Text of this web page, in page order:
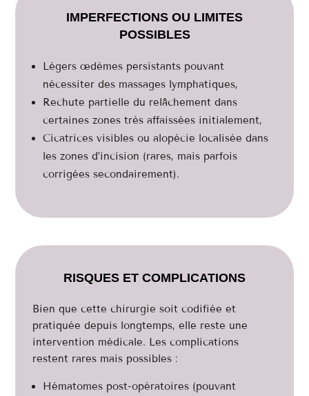
IMPERFECTIONS OU LIMITES
POSSIBLES
Légers œdèmes persistants pouvant
nécessiter des massages lymphatiques,
Rechute partielle du relâchement dans
certaines zones très affaissées initialement,
Cicatrices visibles ou alopécie localisée dans
les zones d’incision (rares, mais parfois
corrigées secondairement).
RISQUES ET COMPLICATIONS
Bien que cette chirurgie soit codifiée et
pratiquée depuis longtemps, elle reste une
intervention médicale. Les complications
restent rares mais possibles :
Hématomes post-opératoires (pouvant